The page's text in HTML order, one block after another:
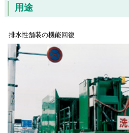
用途
排水性舗装の機能回復